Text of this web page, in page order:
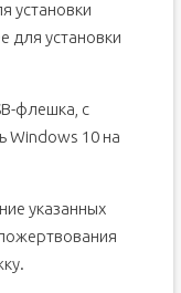
установки
для установки
флешка, с
Windows 10 на
указанных